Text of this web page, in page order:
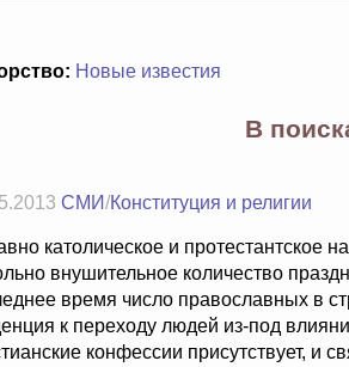
Новые известия
В
СМИ/Конституция и религии
католическое и протестантское
внушительное количество
время число православных в
к переходу людей из-под
конфессии присутствует, и